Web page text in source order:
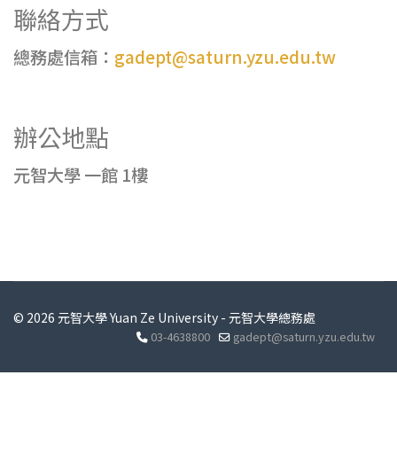
聯絡方式
總務處信箱： gadept@saturn.yzu.edu.tw
辦公地點
元智大學 一館 1樓
© 2026 元智大學 Yuan Ze University - 元智大學總務處
03-4638800 gadept@saturn.yzu.edu.tw